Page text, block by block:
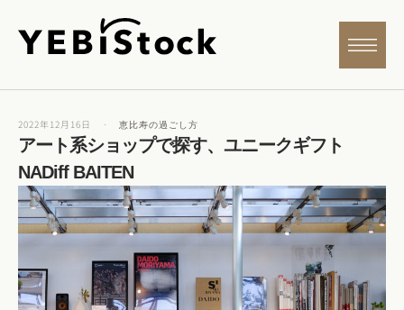
2022年12月16日 · 恵比寿の過ごし方
アート系ショップで探す、ユニークギフト
NADiff BAITEN